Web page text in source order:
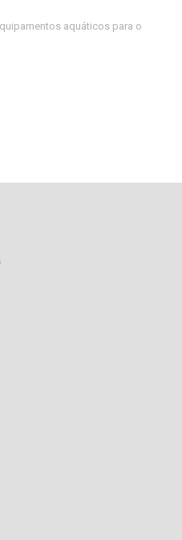
aquáticos para o